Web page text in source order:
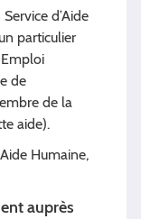
d’Aide
particulier
de
de la
aide).
Humaine,
auprès